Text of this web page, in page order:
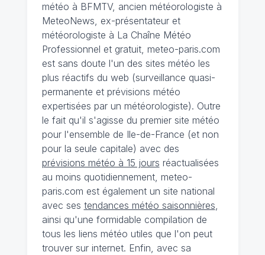
météo à BFMTV, ancien météorologiste à
MeteoNews, ex-présentateur et
météorologiste à La Chaîne Météo
Professionnel et gratuit, meteo-paris.com
est sans doute l'un des sites météo les
plus réactifs du web (surveillance quasi-
permanente et prévisions météo
expertisées par un météorologiste). Outre
le fait qu'il s'agisse du premier site météo
pour l'ensemble de Ile-de-France (et non
pour la seule capitale) avec des
prévisions météo à 15 jours réactualisées
au moins quotidiennement, meteo-
paris.com est également un site national
avec ses tendances météo saisonnières,
ainsi qu'une formidable compilation de
tous les liens météo utiles que l'on peut
trouver sur internet. Enfin, avec sa